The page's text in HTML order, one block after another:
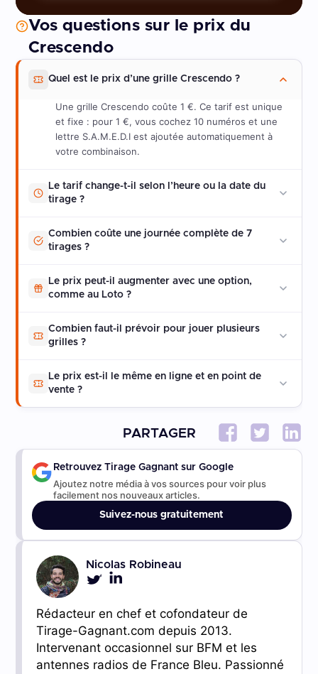
Vos questions sur le prix du
Crescendo
Quel est le prix d’une grille Crescendo ?
Une grille Crescendo coûte 1 €. Ce tarif est unique
et fixe : pour 1 €, vous cochez 10 numéros et une
lettre S.A.M.E.D.I est ajoutée automatiquement à
votre combinaison.
Le tarif change-t-il selon l’heure ou la date du
tirage ?
Combien coûte une journée complète de 7
tirages ?
Le prix peut-il augmenter avec une option,
comme au Loto ?
Combien faut-il prévoir pour jouer plusieurs
grilles ?
Le prix est-il le même en ligne et en point de
vente ?
PARTAGER
Retrouvez Tirage Gagnant sur Google
Ajoutez notre média à vos sources pour voir plus
facilement nos nouveaux articles.
Suivez-nous gratuitement
Nicolas Robineau
Rédacteur en chef et cofondateur de
Tirage-Gagnant.com depuis 2013.
Intervenant occasionnel sur BFM et les
antennes radios de France Bleu. Passionné